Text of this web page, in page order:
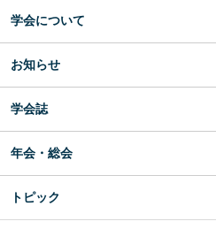
学会について
お知らせ
学会誌
年会・総会
トピック